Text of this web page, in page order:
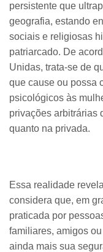
persistente que
geografia, estando
sociais e religiosas
patriarcado. De
Unidas, trata-se de
que cause ou possa
psicológicos às
privações arbitrárias
quanto na privada.
Essa realidade
considera que, em
praticada por
familiares, amigos
ainda mais sua